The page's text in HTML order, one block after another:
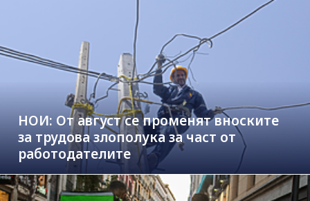
НОИ: От август се променят вноските
за трудова злополука за част от
работодателите